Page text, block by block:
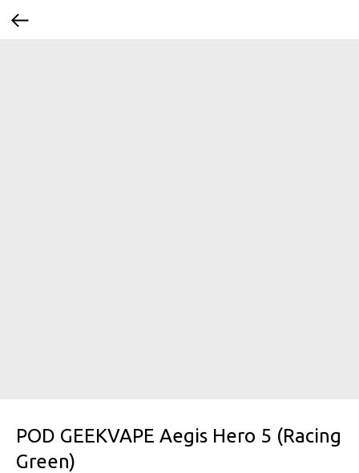
POD GEEKVAPE Aegis Hero 5 (Racing
Green)